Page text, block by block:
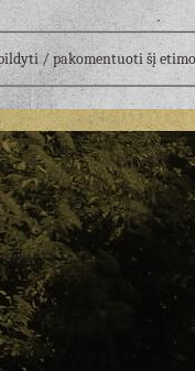
/ pakomentuoti šį